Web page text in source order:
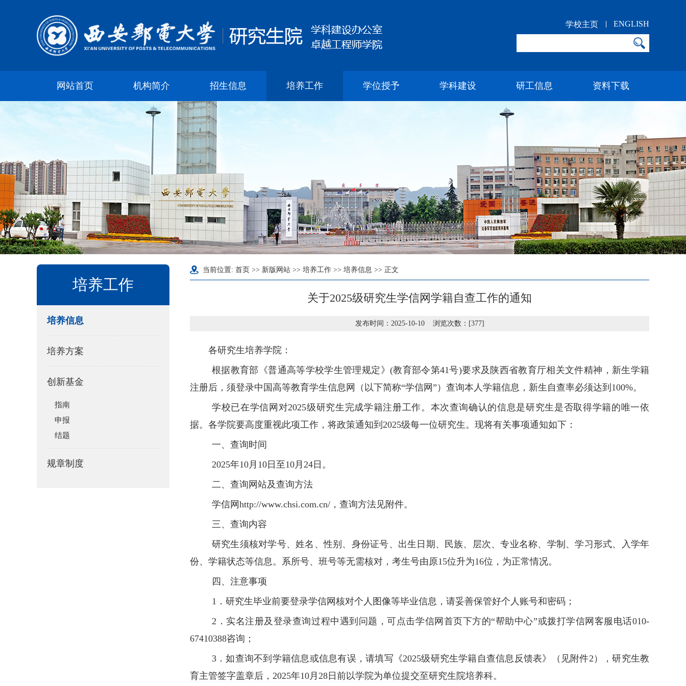
学校主页 ENGLISH
网站首页 机构简介 招生信息 培养工作 学位授予 学科建设 研工信息 资料下载
培养工作
培养信息
培养方案
创新基金
指南
申报
结题
规章制度
当前位置: 首页 >> 新版网站 >> 培养工作 >> 培养信息 >> 正文
关于2025级研究生学信网学籍自查工作的通知
发布时间：2025-10-10 浏览次数：[377]
各研究生培养学院：
根据教育部《普通高等学校学生管理规定》 (教育部令第41号)要求及陕西省教育厅相关文件精神，新生学籍
注册后，须登录中国高等教育学生信息网（以下简称“学信网 ” ）查询本人学籍信息，新生自查率必须达到 100%。
学校已在学信网对2025级研究生完成学籍注册工作。本次查询确认的信息是研究生是否取得学籍的唯一依
据。各学院要高度重视此项工作，将政策通知到 2025级每一位研究生。现将有关事项通知如下：
一、查询时间
2025年10月 10 日至10月 24 日。
二、查询网站及查询方法
学信网 http://www.chsi.com.cn/ ，查询方法见附件。
三、查询内容
研究生须核对学号、姓名、性别、身份证号、出生日期、民族、层次、专业名称、学制、学习形式、入学年
份、学籍状态等信息。系所号、班号等无需核对，考生号由原15位升为16位，为正常情况。
四、注意事项
1 ． 研究生毕业前要登录学信网核对个人图像等毕业信息，请妥善保管好个人账号和密码；
2 ． 实名注册及登录查询过程中遇到问题，可点击学信网首页下方的“帮助中心”或拨打学信网客服电话010-
67410388咨询；
3 ．如查询不到学籍信息或信息有误，请填写《2025级研究生学籍自查信息反馈表》（见附件2 ），研究生教
育主管签字盖章后， 2025年10月 28 日前以学院为单位提交至研究生院培养科。